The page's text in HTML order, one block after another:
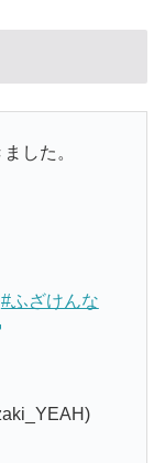
した。
#ふざけんな